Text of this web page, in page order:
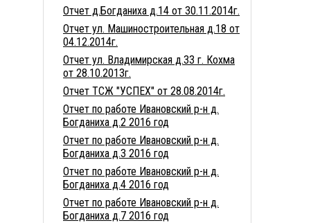
Отчет д.Богданиха д.14 от 30.11.2014г.
Отчет ул. Машиностроительная д.18 от
04.12.2014г.
Отчет ул. Владимирская д.33 г. Кохма
от 28.10.2013г.
Отчет ТСЖ "УСПЕХ" от 28.08.2014г.
Отчет по работе Ивановский р-н д.
Богданиха д.2 2016 год
Отчет по работе Ивановский р-н д.
Богданиха д.3 2016 год
Отчет по работе Ивановский р-н д.
Богданиха д.4 2016 год
Отчет по работе Ивановский р-н д.
Богданиха д.7 2016 год